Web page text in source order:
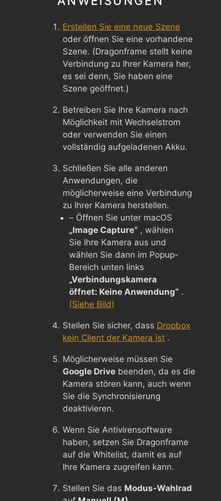
Erstellen Sie eine neue Szene
oder öffnen Sie eine vorhandene
Szene. (Dragonframe stellt keine
Verbindung zu Ihrer Kamera her,
es sei denn, Sie haben eine
Szene geöffnet.)
Betreiben Sie Ihre Kamera nach
Möglichkeit mit Wechselstrom
oder verwenden Sie einen
vollständig aufgeladenen Akku.
Schließen Sie alle anderen
Anwendungen, die
möglicherweise eine Verbindung
zu Ihrer Kamera herstellen.
– Öffnen Sie unter macOS
„Image Capture“ , wählen
Sie Ihre Kamera aus und
wählen Sie dann im Popup-
Bereich unten links
„Verbindungskamera
öffnet: Keine Anwendung“ .
(Siehe Bild)
Stellen Sie sicher, dass Dropbox
kein Client der Kamera ist .
Möglicherweise müssen Sie
Google Drive beenden, da es die
Kamera stören kann, auch wenn
Sie die Synchronisierung
deaktivieren.
Wenn Sie Antivirensoftware
haben, setzen Sie Dragonframe
auf die Whitelist, damit es auf
Ihre Kamera zugreifen kann.
Stellen Sie das Modus-Wahlrad